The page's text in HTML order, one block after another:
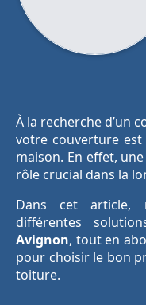
À la recherche d’un
votre couverture
maison. En effet,
rôle crucial dans la
Dans cet article,
différentes
Avignon, tout en
pour choisir le bon
toiture.